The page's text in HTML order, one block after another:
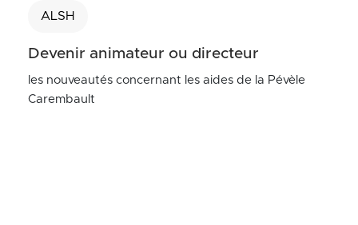
ALSH
Devenir animateur ou directeur
les nouveautés concernant les aides de la Pévèle
Carembault